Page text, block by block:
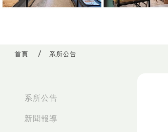
首頁 系所公告
系所公告
新聞報導